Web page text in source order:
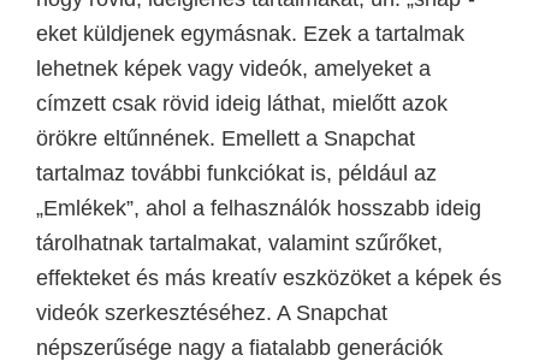
eket küldjenek egymásnak. Ezek a tartalmak
lehetnek képek vagy videók, amelyeket a
címzett csak rövid ideig láthat, mielőtt azok
örökre eltűnnének. Emellett a Snapchat
tartalmaz további funkciókat is, például az
„Emlékek”, ahol a felhasználók hosszabb ideig
tárolhatnak tartalmakat, valamint szűrőket,
effekteket és más kreatív eszközöket a képek és
videók szerkesztéséhez. A Snapchat
népszerűsége nagy a fiatalabb generációk